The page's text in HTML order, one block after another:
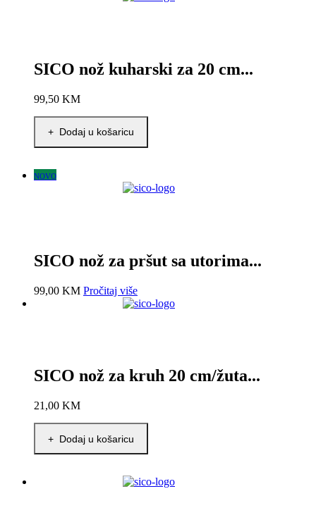
SICO nož kuharski za 20 cm...
99,50 KM
+ Dodaj u košaricu
NOVO
SICO nož za pršut sa utorima...
99,00 KM Pročitaj više
SICO nož za kruh 20 cm/žuta...
21,00 KM
+ Dodaj u košaricu